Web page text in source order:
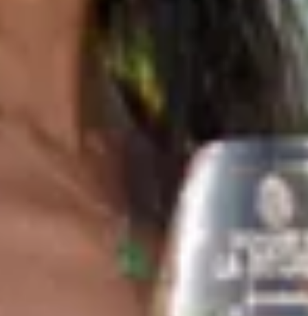
Visite cave & dégustation vin Vallée du Rhône